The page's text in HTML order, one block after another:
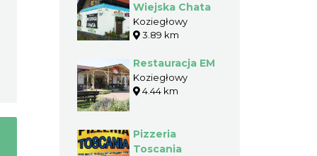
Wiejska Chata
Koziegłowy
3.89 km
Restauracja EM
Koziegłowy
4.44 km
Pizzeria
Toscania